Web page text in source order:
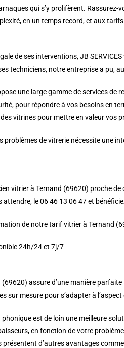
qui s’y prolifèrent.
en un temps record, et aux
de ses interventions, JB
techniciens, notre entreprise a pu,
une large gamme de services
pour répondre à vos besoins en
vitrines pour mettre en valeur vos
problèmes de vitrerie nécessite une
vitrier à Ternand (69620) proche
le 06 46 13 06 47 et
de notre tarif vitrier à Ternand
24h/24 et 7j/7
(69620) assure d’une manière
sur mesure pour s’adapter à
phonique est de loin une meilleure
en fonction de votre
d’autres avantages